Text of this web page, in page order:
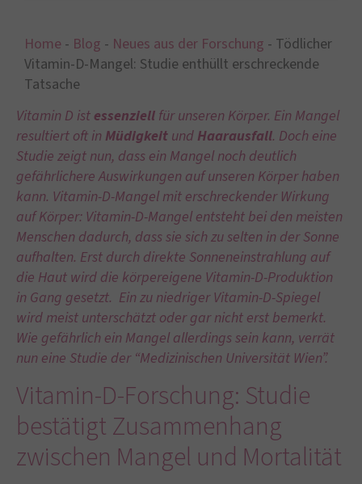
Home - Blog - Neues aus der Forschung - Tödlicher
Vitamin-D-Mangel: Studie enthüllt erschreckende
Tatsache
Vitamin D ist essenziell für unseren Körper. Ein Mangel
resultiert oft in Müdigkeit und Haarausfall. Doch eine
Studie zeigt nun, dass ein Mangel noch deutlich
gefährlichere Auswirkungen auf unseren Körper haben
kann. Vitamin-D-Mangel mit erschreckender Wirkung
auf Körper: Vitamin-D-Mangel entsteht bei den meisten
Menschen dadurch, dass sie sich zu selten in der Sonne
aufhalten. Erst durch direkte Sonneneinstrahlung auf
die Haut wird die körpereigene Vitamin-D-Produktion
in Gang gesetzt. Ein zu niedriger Vitamin-D-Spiegel
wird meist unterschätzt oder gar nicht erst bemerkt.
Wie gefährlich ein Mangel allerdings sein kann, verrät
nun eine Studie der “Medizinischen Universität Wien”.
Vitamin-D-Forschung: Studie
bestätigt Zusammenhang
zwischen Mangel und Mortalität